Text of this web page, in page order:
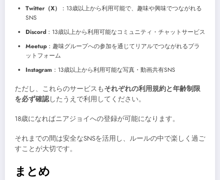
Twitter（X）
：13歳以上から利用可能で、趣味や興味でつながれる
SNS
Discord ：13歳以上から利用可能なコミュニティ・チャットサービス
Meetup ：趣味グループへの参加を通じてリアルでつながれるプラ
ットフォーム
Instagram ：13歳以上から利用可能な写真・動画共有SNS
ただし、これらのサービスもそれぞれの利用規約と年齢制限
を必ず確認したうえで利用してください。
18歳になればニアジョイへの登録が可能になります。
それまでの間は安全なSNSを活用し、ルールの中で楽しく過ご
すことが大切です。
まとめ